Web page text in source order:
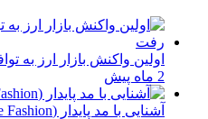
اولین واکنش بازار ارز به
2 ماه پیش
آشنایی با مد پایدار (Sustainable Fashion)